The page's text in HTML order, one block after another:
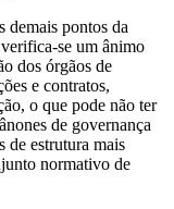
demais pontos da
se um ânimo
dos órgãos de
e contratos,
o que pode não ter
de governança
de estrutura mais
normativo de